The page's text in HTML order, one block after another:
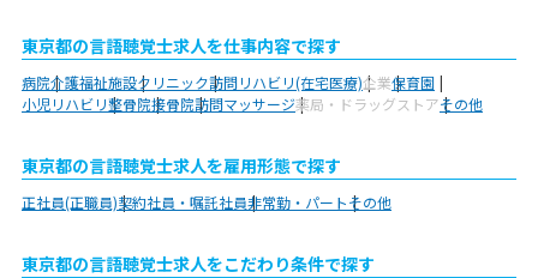
東京都の言語聴覚士求人を仕事内容で探す
病院介護福祉施設クリニック訪問リハビリ(在宅医療)企業保育園
小児リハビリ整骨院接骨院訪問マッサージ薬局・ドラッグストアその他
東京都の言語聴覚士求人を雇用形態で探す
正社員(正職員)契約社員・嘱託社員非常勤・パートその他
東京都の言語聴覚士求人をこだわり条件で探す